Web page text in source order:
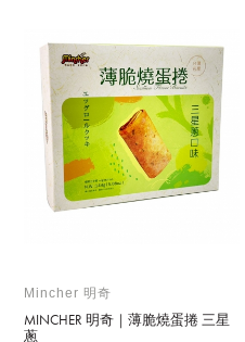
Mincher 明奇
MINCHER 明奇｜薄脆燒蛋捲 三星
蔥